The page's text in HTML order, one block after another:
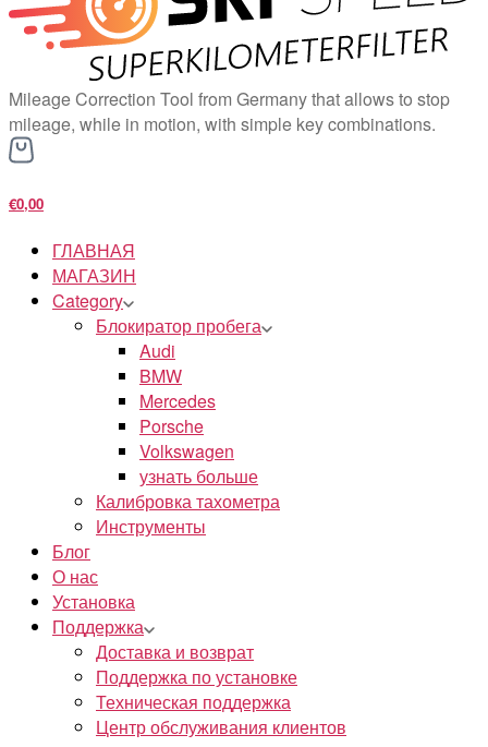
Mileage Correction Tool from Germany that allows to stop
mileage, while in motion, with simple key combinations.
€0,00
ГЛАВНАЯ
МАГАЗИН
Category
Блокиратор пробега
Audi
BMW
Mercedes
Porsche
Volkswagen
узнать больше
Калибровка тахометра
Инструменты
Блог
О нас
Установка
Поддержка
Доставка и возврат
Поддержка по установке
Техническая поддержка
Центр обслуживания клиентов